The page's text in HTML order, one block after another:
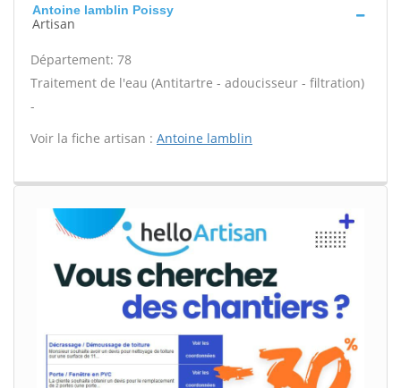
Antoine lamblin Poissy
Artisan
Département: 78
Traitement de l'eau (Antitartre - adoucisseur - filtration)
-
Voir la fiche artisan : Antoine lamblin